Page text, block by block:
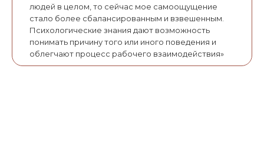
людей в целом, то сейчас мое самоощущение
стало более сбалансированным и взвешенным.
Психологические знания дают возможность
понимать причину того или иного поведения и
облегчают процесс рабочего взаимодействия»